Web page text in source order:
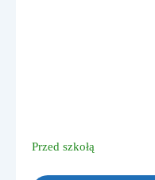
Przed szkołą